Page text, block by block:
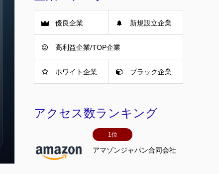
優良企業 新規設立企業
高利益企業/TOP企業
ホワイト企業 ブラック企業
アクセス数ランキング
1位
アマゾンジャパン合同会社